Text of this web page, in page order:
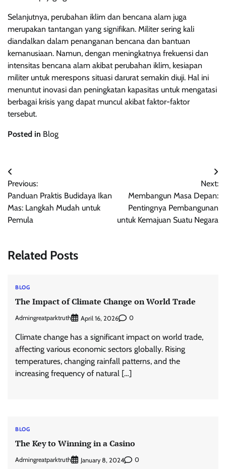
Selanjutnya, perubahan iklim dan bencana alam juga
merupakan tantangan yang signifikan. Militer sering kali
diandalkan dalam penanganan bencana dan bantuan
kemanusiaan. Namun, dengan meningkatnya frekuensi dan
intensitas bencana alam akibat perubahan iklim, kesiapan
militer untuk merespons situasi darurat semakin diuji. Hal ini
menuntut inovasi dan peningkatan kapasitas untuk mengatasi
berbagai krisis yang dapat muncul akibat faktor-faktor
tersebut.
Posted in Blog
Post
navigation
Previous:
Panduan Praktis Budidaya Ikan
Mas: Langkah Mudah untuk
Pemula
Next:
Membangun Masa Depan:
Pentingnya Pembangunan
untuk Kemajuan Suatu Negara
Related Posts
BLOG
The Impact of Climate Change on World Trade
Admingreatparktruth April 16, 2026 0
Climate change has a significant impact on world trade,
affecting various economic sectors globally. Rising
temperatures, changing rainfall patterns, and the
increasing frequency of natural […]
BLOG
The Key to Winning in a Casino
Admingreatparktruth January 8, 2024 0